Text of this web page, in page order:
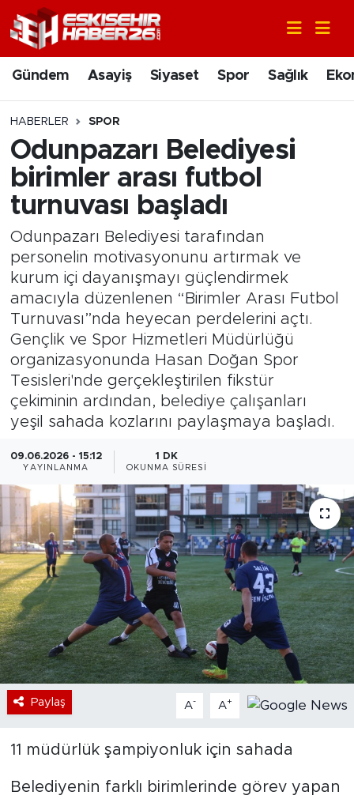
Gündem Asayiş Siyaset Spor Sağlık
HABERLER SPOR
Odunpazarı Belediyesi
birimler arası futbol
turnuvası başladı
Odunpazarı Belediyesi tarafından
personelin motivasyonunu artırmak ve
kurum içi dayanışmayı güçlendirmek
amacıyla düzenlenen “Birimler Arası Futbol
Turnuvası”nda heyecan perdelerini açtı.
Gençlik ve Spor Hizmetleri Müdürlüğü
organizasyonunda Hasan Doğan Spor
Tesisleri'nde gerçekleştirilen fikstür
çekiminin ardından, belediye çalışanları
yeşil sahada kozlarını paylaşmaya başladı.
09.06.2026 - 15:12
YAYINLANMA
1 DK
OKUNMA SÜRESI
Paylaş A- A+
11 müdürlük şampiyonluk için sahada
Belediyenin farklı birimlerinde görev yapan
Gündem
Asayiş
Siyaset
Spor
Ekonomi
Eğitim
Sanat
Bölge
Teknoloji
Magazin
Dünya
Sektör
Nöbetçi Eczaneler
Hava Durumu
Trafik Durumu
Süper Lig Puan Durumu ve Fikstür
Son Dakika Haberleri
Haber Arşivi